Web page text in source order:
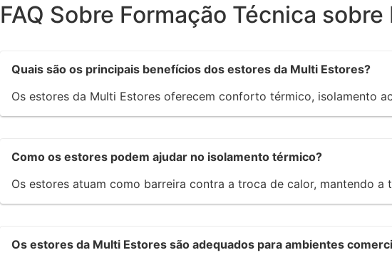
FAQ Sobre Formação Técnica
Quais são os principais benefícios dos estores da Multi Estores?
Os estores da Multi Estores oferecem conforto térmico, isolamento
Como os estores podem ajudar no isolamento térmico?
Os estores atuam como barreira contra a troca de calor, mantendo
Os estores da Multi Estores são adequados para ambientes